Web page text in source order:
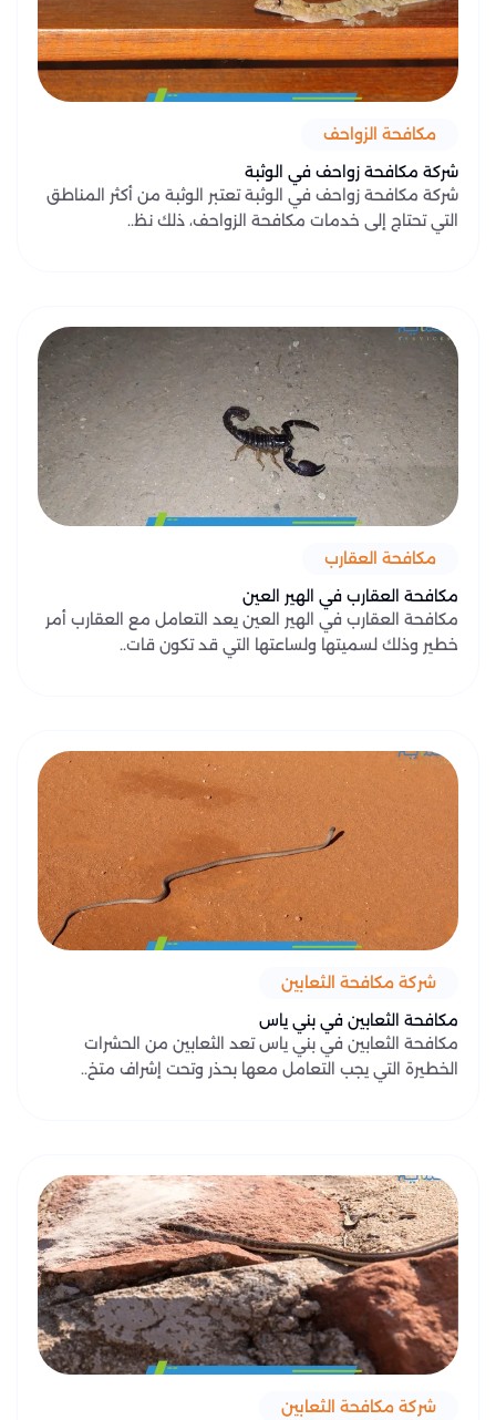
مكافحة الزواحف
شركة مكافحة زواحف في الوثبة
شركة مكافحة زواحف في الوثبة تعتبر الوثبة من أكثر المناطق
التي تحتاج إلى خدمات مكافحة الزواحف، ذلك نظ..
مكافحة العقارب
مكافحة العقارب في الهير العين
مكافحة العقارب في الهير العين يعد التعامل مع العقارب أمر
خطير وذلك لسميتها ولساعتها التي قد تكون قات..
شركة مكافحة الثعابين
مكافحة الثعابين في بني ياس
مكافحة الثعابين في بني ياس تعد الثعابين من الحشرات
الخطيرة التي يجب التعامل معها بحذر وتحت إشراف متخ..
شركة مكافحة الثعابين